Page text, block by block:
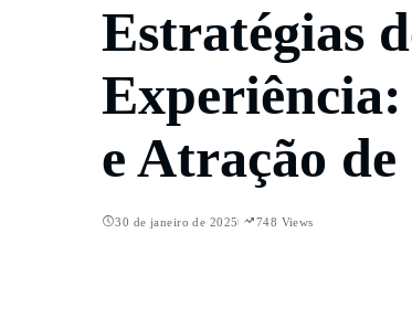
Estratégias
e Atração
30 de janeiro de 2025 748 Views